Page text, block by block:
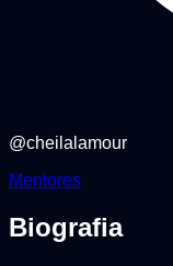
@cheilalamour
Mentores
Biografia